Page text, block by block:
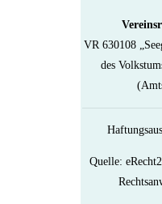
VR 630108
des
Quelle: